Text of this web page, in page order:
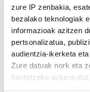
zure IP zenbakia,
bezalako teknologiak
informazioak azitzen
pertsonalizatua,
audientzia-ikerketa
Zure datuak nork eta
hautatzeko aukera